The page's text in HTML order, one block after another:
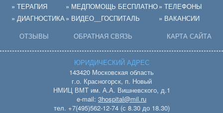
» ТЕРАПИЯ
» ДИАГНОСТИКА
ОТЗЫВЫ
» МЕДПОМОЩЬ БЕСПЛАТНО
» ВИДЕО__ГОСПИТАЛЬ
ОБРАТНАЯ СВЯЗЬ
» ТЕЛЕФОНЫ
» ВАКАНСИИ
КАРТА САЙТА
ЮРИДИЧЕСКИЙ АДРЕС
143420 Московская область
г.о. Красногорск, п. Новый
НМИЦ ВМТ им. А.А. Вишневского, д.1
e-mail: 3hospital@mil.ru
тел. +7(495)562-12-74 (с 8.30 до 18.30)